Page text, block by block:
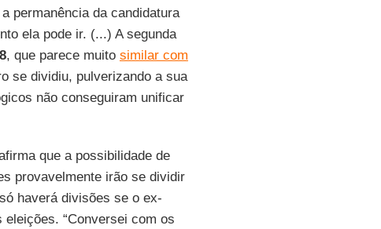
permanência da candidatura
ela pode ir. (...) A segunda
, que parece muito similar com
se dividiu, pulverizando a sua
não conseguiram unificar
que a possibilidade de
provavelmente irão se dividir
haverá divisões se o ex-
“Conversei com os